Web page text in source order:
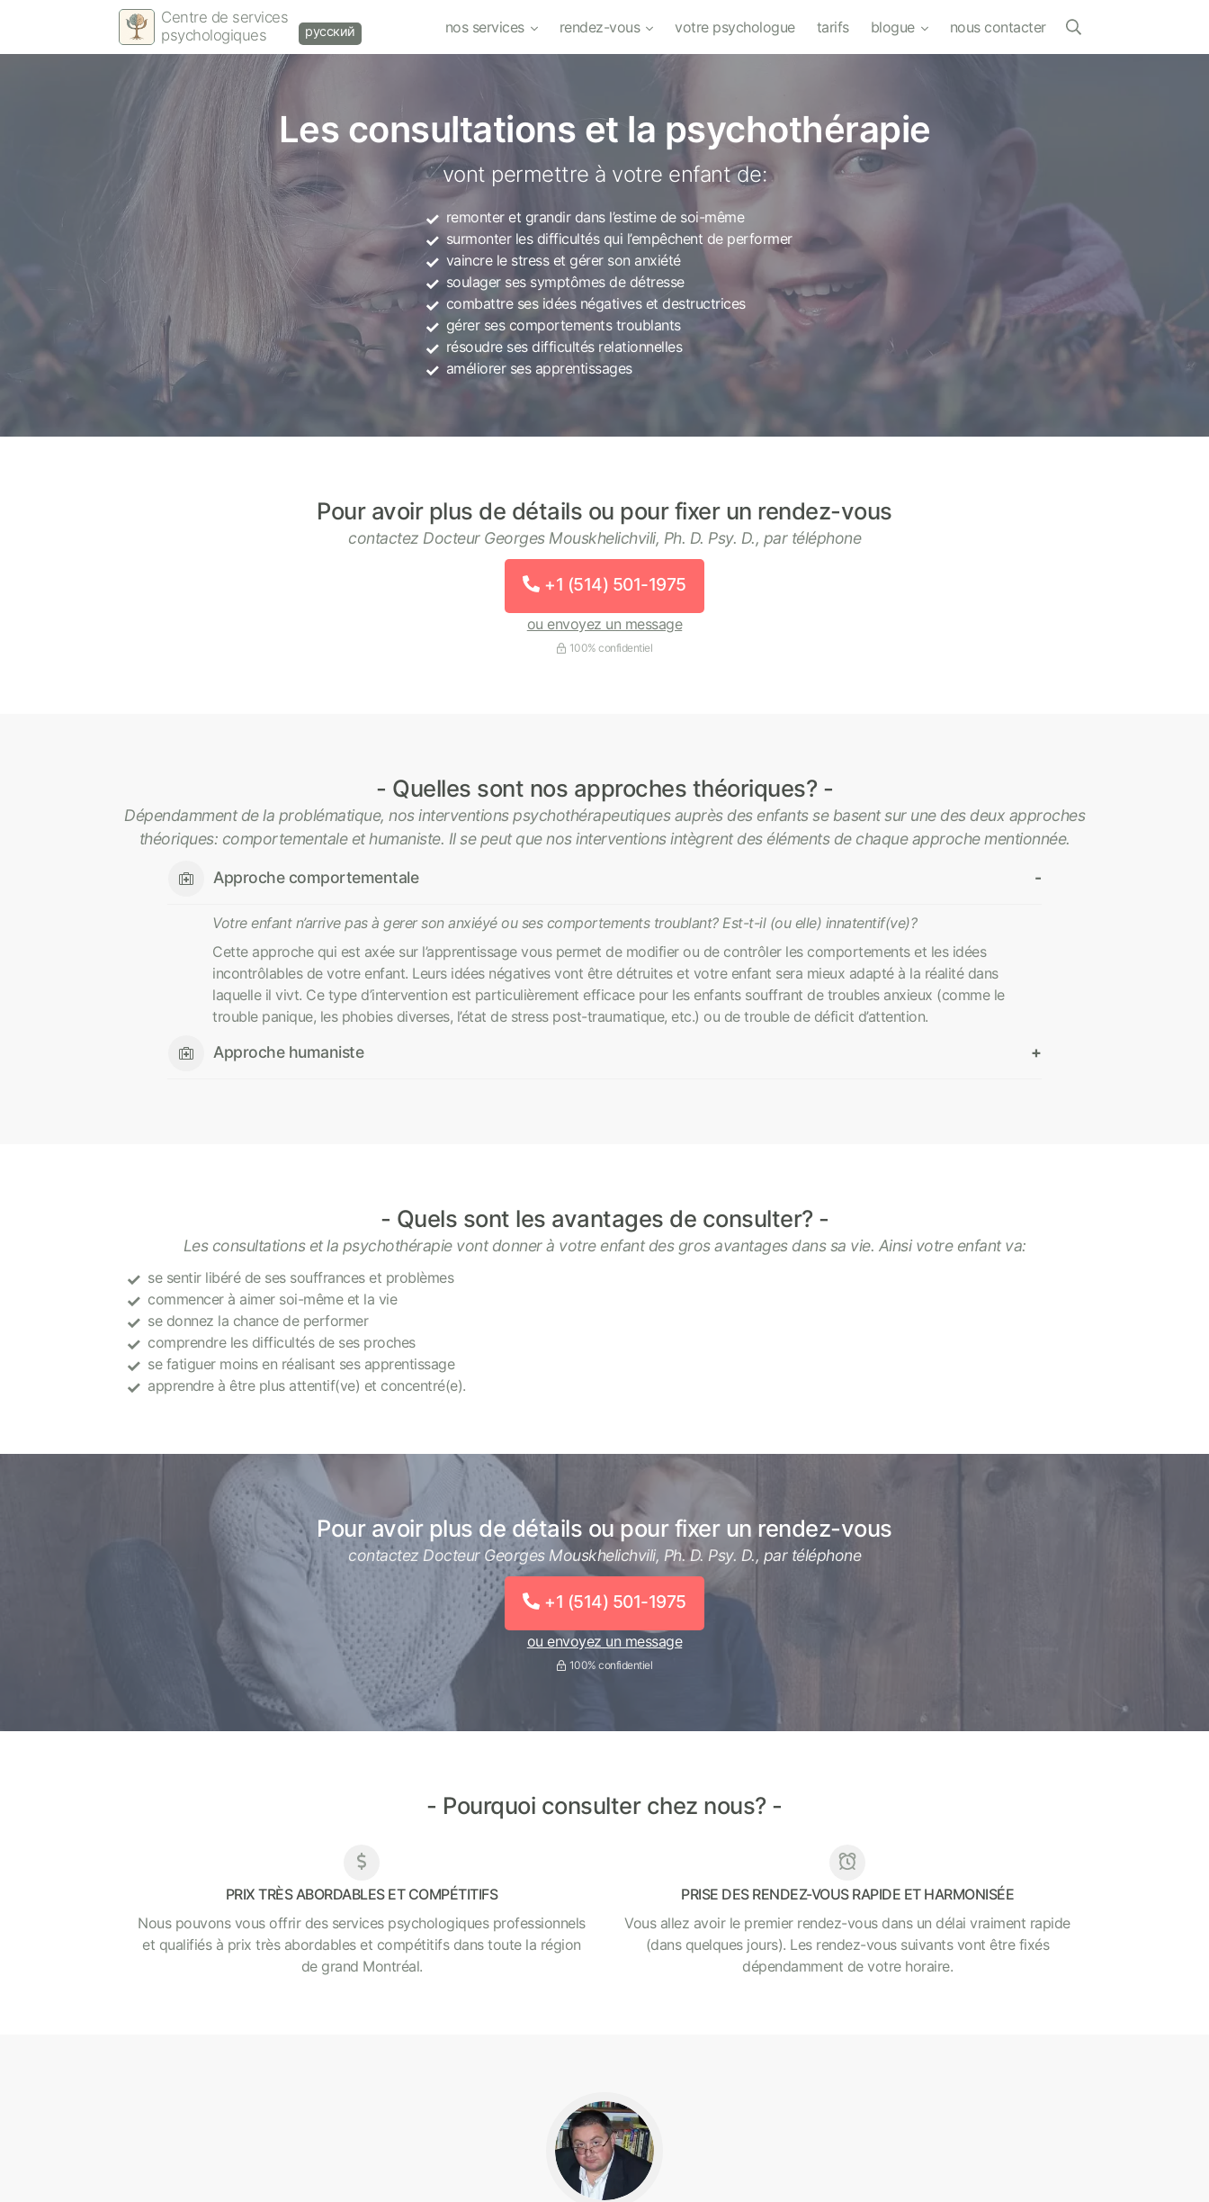
Centre de services
psychologiques
русский nos services rendez-vous votre psychologue tarifs blogue nous contacter
Les consultations et la psychothérapie
vont permettre à votre enfant de:
remonter et grandir dans l’estime de soi-même
surmonter les difficultés qui l’empêchent de performer
vaincre le stress et gérer son anxiété
soulager ses symptômes de détresse
combattre ses idées négatives et destructrices
gérer ses comportements troublants
résoudre ses difficultés relationnelles
améliorer ses apprentissages
Pour avoir plus de détails ou pour fixer un rendez-vous
contactez Docteur Georges Mouskhelichvili, Ph. D. Psy. D., par téléphone
+1 (514) 501-1975
ou envoyez un message
100% confidentiel
Quelles sont nos approches théoriques?
Dépendamment de la problématique, nos interventions psychothérapeutiques auprès des enfants se basent sur une des deux approches
théoriques: comportementale et humaniste. Il se peut que nos interventions intègrent des éléments de chaque approche mentionnée.
Approche comportementale
Votre enfant n’arrive pas à gerer son anxiéyé ou ses comportements troublant? Est-t-il (ou elle) innatentif(ve)?
Cette approche qui est axée sur l’apprentissage vous permet de modifier ou de contrôler les comportements et les idées
incontrôlables de votre enfant. Leurs idées négatives vont être détruites et votre enfant sera mieux adapté à la réalité dans
laquelle il vivt. Ce type d’intervention est particulièrement efficace pour les enfants souffrant de troubles anxieux (comme le
trouble panique, les phobies diverses, l’état de stress post-traumatique, etc.) ou de trouble de déficit d’attention.
Approche humaniste
Quels sont les avantages de consulter?
Les consultations et la psychothérapie vont donner à votre enfant des gros avantages dans sa vie. Ainsi votre enfant va:
se sentir libéré de ses souffrances et problèmes
commencer à aimer soi-même et la vie
se donnez la chance de performer
comprendre les difficultés de ses proches
se fatiguer moins en réalisant ses apprentissage
apprendre à être plus attentif(ve) et concentré(e).
Pour avoir plus de détails ou pour fixer un rendez-vous
contactez Docteur Georges Mouskhelichvili, Ph. D. Psy. D., par téléphone
+1 (514) 501-1975
ou envoyez un message
100% confidentiel
Pourquoi consulter chez nous?
PRIX TRÈS ABORDABLES ET COMPÉTITIFS
Nous pouvons vous offrir des services psychologiques professionnels
et qualifiés à prix très abordables et compétitifs dans toute la région
de grand Montréal.
PRISE DES RENDEZ-VOUS RAPIDE ET HARMONISÉE
Vous allez avoir le premier rendez-vous dans un délai vraiment rapide
(dans quelques jours). Les rendez-vous suivants vont être fixés
dépendamment de votre horaire.